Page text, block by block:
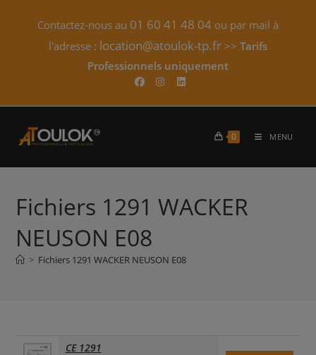
Contactez-nous au 01 60 41 48 04 ou par mail à
l'adresse : location@atoulok-tp.fr >> Tarifs
Professionnels uniquement​
0 MENU
Fichiers 1291 WACKER
NEUSON E08
> Fichiers 1291 WACKER NEUSON E08
CE 1291